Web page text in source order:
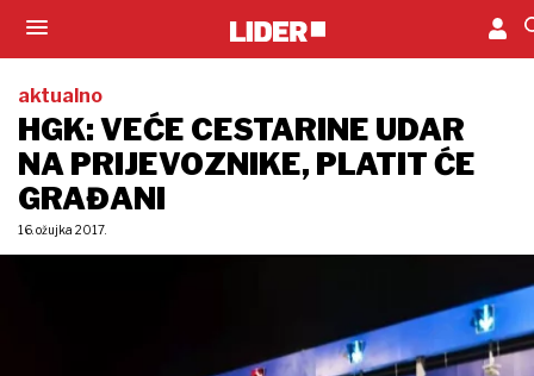
aktualno
HGK: VEĆE CESTARINE UDAR
NA PRIJEVOZNIKE, PLATIT ĆE
GRAĐANI
16. ožujka 2017.